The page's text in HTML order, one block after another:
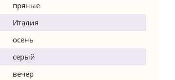
пряные
Италия
осень
серый
вечер